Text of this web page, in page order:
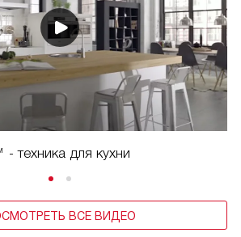
техника для кухни
ВСЕ ВИДЕО